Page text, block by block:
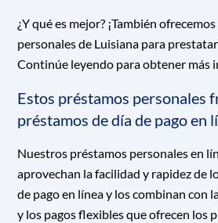
¿Y qué es mejor? ¡También
personales de Luisiana para
Continúe leyendo para obtener más
Estos préstamos personales
préstamos de día de pago en
Nuestros préstamos personales en
aprovechan la facilidad y rapidez de
de pago en línea y los combinan con
y los pagos flexibles que ofrecen los